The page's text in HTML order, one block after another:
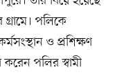
পলিকে
ও প্রশিক্ষণ
পলির স্বামী